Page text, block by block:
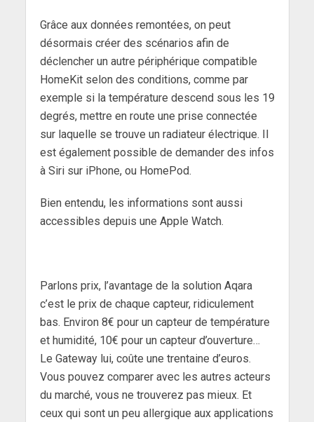
Grâce aux données remontées, on peut
désormais créer des scénarios afin de
déclencher un autre périphérique compatible
HomeKit selon des conditions, comme par
exemple si la température descend sous les 19
degrés, mettre en route une prise connectée
sur laquelle se trouve un radiateur électrique. Il
est également possible de demander des infos
à Siri sur iPhone, ou HomePod.
Bien entendu, les informations sont aussi
accessibles depuis une Apple Watch.
Parlons prix, l’avantage de la solution Aqara
c’est le prix de chaque capteur, ridiculement
bas. Environ 8€ pour un capteur de température
et humidité, 10€ pour un capteur d’ouverture…
Le Gateway lui, coûte une trentaine d’euros.
Vous pouvez comparer avec les autres acteurs
du marché, vous ne trouverez pas mieux. Et
ceux qui sont un peu allergique aux applications